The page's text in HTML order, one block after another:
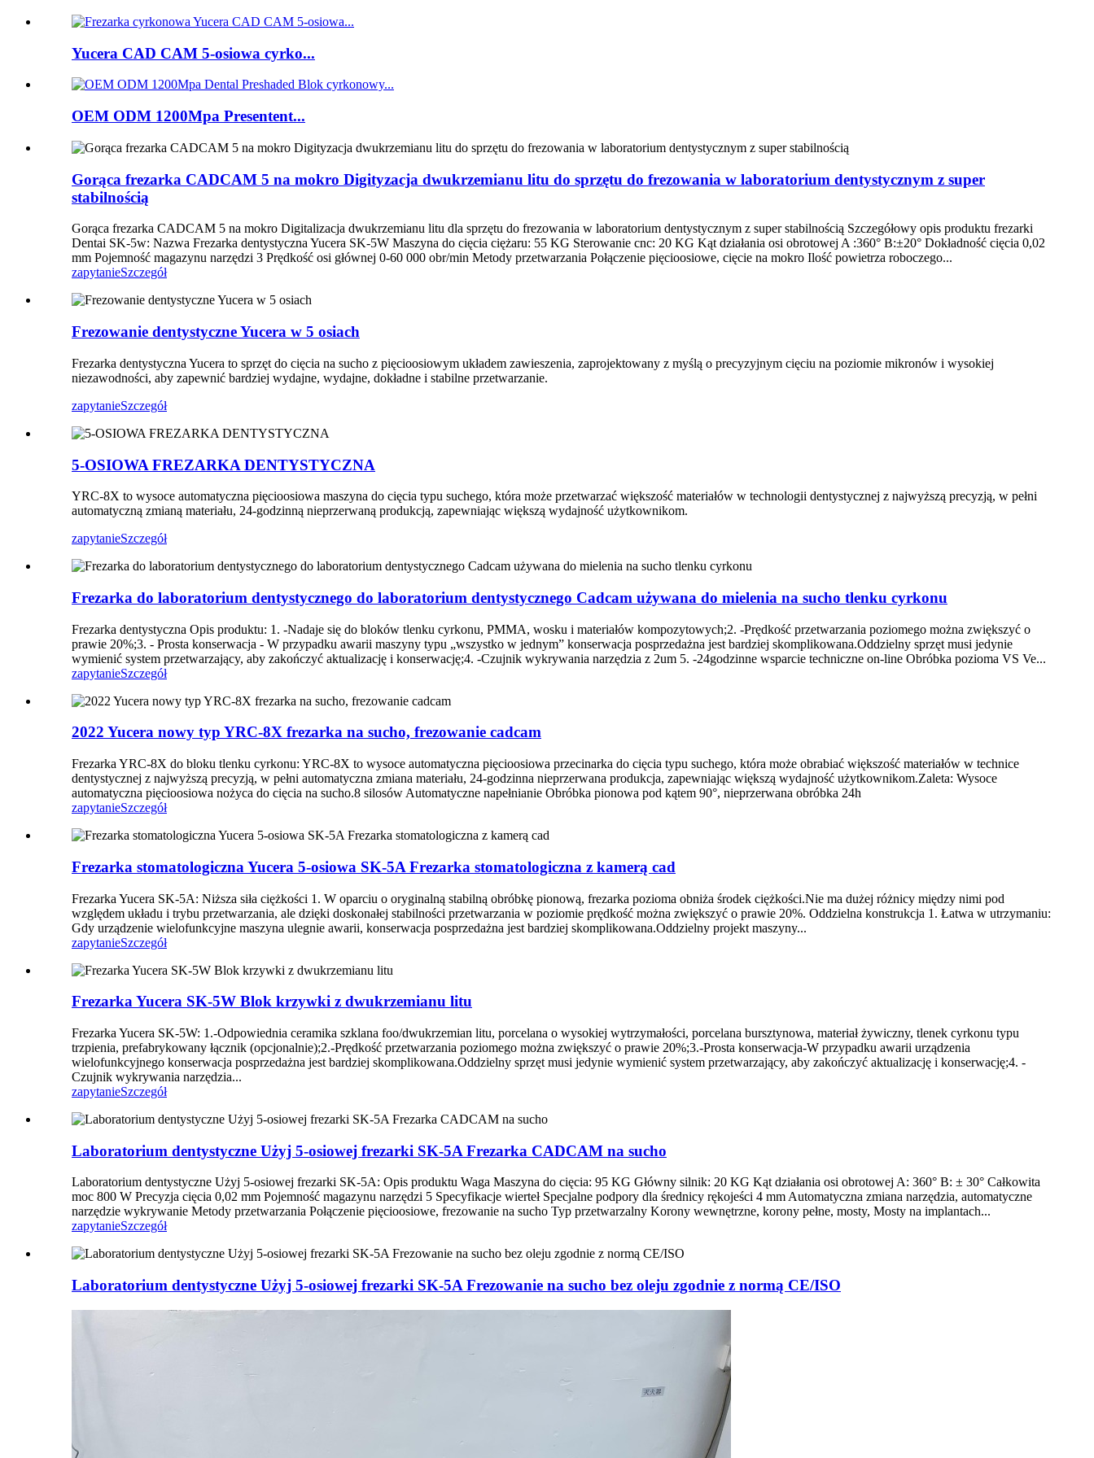
Yucera CAD CAM 5-osiowa cyrko...
OEM ODM 1200Mpa Presentent...
Gorąca frezarka CADCAM 5 na mokro Digityzacja dwukrzemianu litu do sprzętu do frezowania w laboratorium dentystycznym z super
stabilnością
Gorąca frezarka CADCAM 5 na mokro Digitalizacja dwukrzemianu litu dla sprzętu do frezowania w laboratorium dentystycznym z super stabilnością Szczegółowy opis produktu frezarki
Dentai SK-5w: Nazwa Frezarka dentystyczna Yucera SK-5W Maszyna do cięcia ciężaru: 55 KG Sterowanie cnc: 20 KG Kąt działania osi obrotowej A :360° B:±20° Dokładność cięcia 0,02
mm Pojemność magazynu narzędzi 3 Prędkość osi głównej 0-60 000 obr/min Metody przetwarzania Połączenie pięcioosiowe, cięcie na mokro Ilość powietrza roboczego...
zapytanieSzczegół
Frezowanie dentystyczne Yucera w 5 osiach
Frezarka dentystyczna Yucera to sprzęt do cięcia na sucho z pięcioosiowym układem zawieszenia, zaprojektowany z myślą o precyzyjnym cięciu na poziomie mikronów i wysokiej
niezawodności, aby zapewnić bardziej wydajne, wydajne, dokładne i stabilne przetwarzanie.
zapytanieSzczegół
5-OSIOWA FREZARKA DENTYSTYCZNA
YRC-8X to wysoce automatyczna pięcioosiowa maszyna do cięcia typu suchego, która może przetwarzać większość materiałów w technologii dentystycznej z najwyższą precyzją, w pełni
automatyczną zmianą materiału, 24-godzinną nieprzerwaną produkcją, zapewniając większą wydajność użytkownikom.
zapytanieSzczegół
Frezarka do laboratorium dentystycznego do laboratorium dentystycznego Cadcam używana do mielenia na sucho tlenku cyrkonu
Frezarka dentystyczna Opis produktu: 1. -Nadaje się do bloków tlenku cyrkonu, PMMA, wosku i materiałów kompozytowych;2. -Prędkość przetwarzania poziomego można zwiększyć o
prawie 20%;3. - Prosta konserwacja - W przypadku awarii maszyny typu „wszystko w jednym” konserwacja posprzedażna jest bardziej skomplikowana.Oddzielny sprzęt musi jedynie
wymienić system przetwarzający, aby zakończyć aktualizację i konserwację;4. -Czujnik wykrywania narzędzia z 2um 5. -24godzinne wsparcie techniczne on-line Obróbka pozioma VS Ve...
zapytanieSzczegół
2022 Yucera nowy typ YRC-8X frezarka na sucho, frezowanie cadcam
Frezarka YRC-8X do bloku tlenku cyrkonu: YRC-8X to wysoce automatyczna pięcioosiowa przecinarka do cięcia typu suchego, która może obrabiać większość materiałów w technice
dentystycznej z najwyższą precyzją, w pełni automatyczna zmiana materiału, 24-godzinna nieprzerwana produkcja, zapewniając większą wydajność użytkownikom.Zaleta: Wysoce
automatyczna pięcioosiowa nożyca do cięcia na sucho.8 silosów Automatyczne napełnianie Obróbka pionowa pod kątem 90°, nieprzerwana obróbka 24h
zapytanieSzczegół
Frezarka stomatologiczna Yucera 5-osiowa SK-5A Frezarka stomatologiczna z kamerą cad
Frezarka Yucera SK-5A: Niższa siła ciężkości 1. W oparciu o oryginalną stabilną obróbkę pionową, frezarka pozioma obniża środek ciężkości.Nie ma dużej różnicy między nimi pod
względem układu i trybu przetwarzania, ale dzięki doskonałej stabilności przetwarzania w poziomie prędkość można zwiększyć o prawie 20%. Oddzielna konstrukcja 1. Łatwa w utrzymaniu:
Gdy urządzenie wielofunkcyjne maszyna ulegnie awarii, konserwacja posprzedażna jest bardziej skomplikowana.Oddzielny projekt maszyny...
zapytanieSzczegół
Frezarka Yucera SK-5W Blok krzywki z dwukrzemianu litu
Frezarka Yucera SK-5W: 1.-Odpowiednia ceramika szklana foo/dwukrzemian litu, porcelana o wysokiej wytrzymałości, porcelana bursztynowa, materiał żywiczny, tlenek cyrkonu typu
trzpienia, prefabrykowany łącznik (opcjonalnie);2.-Prędkość przetwarzania poziomego można zwiększyć o prawie 20%;3.-Prosta konserwacja-W przypadku awarii urządzenia
wielofunkcyjnego konserwacja posprzedażna jest bardziej skomplikowana.Oddzielny sprzęt musi jedynie wymienić system przetwarzający, aby zakończyć aktualizację i konserwację;4. -
Czujnik wykrywania narzędzia...
zapytanieSzczegół
Laboratorium dentystyczne Użyj 5-osiowej frezarki SK-5A Frezarka CADCAM na sucho
Laboratorium dentystyczne Użyj 5-osiowej frezarki SK-5A: Opis produktu Waga Maszyna do cięcia: 95 KG Główny silnik: 20 KG Kąt działania osi obrotowej A: 360° B: ± 30° Całkowita
moc 800 W Precyzja cięcia 0,02 mm Pojemność magazynu narzędzi 5 Specyfikacje wierteł Specjalne podpory dla średnicy rękojeści 4 mm Automatyczna zmiana narzędzia, automatyczne
narzędzie wykrywanie Metody przetwarzania Połączenie pięcioosiowe, frezowanie na sucho Typ przetwarzalny Korony wewnętrzne, korony pełne, mosty, Mosty na implantach...
zapytanieSzczegół
Laboratorium dentystyczne Użyj 5-osiowej frezarki SK-5A Frezowanie na sucho bez oleju zgodnie z normą CE/ISO